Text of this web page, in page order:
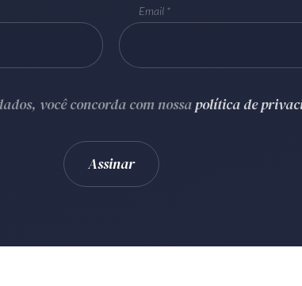
Email
você concorda com nossapolítica de